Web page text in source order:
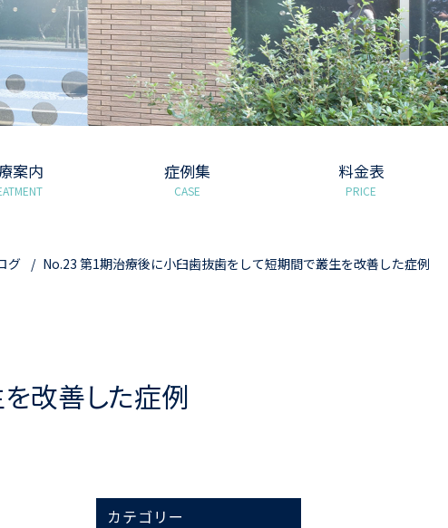
案内 症例集
CASE
料金表
PRICE
グ No.23 第1期治療後に小臼歯抜歯をして短期間で叢生を改善した症例
改善した症例
カテゴリー